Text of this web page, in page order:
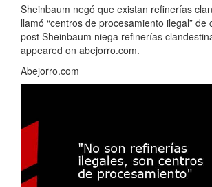
Sheinbaum negó que existan refinerías
llamó “centros de procesamiento ilegal” de
post Sheinbaum niega refinerías
appeared on abejorro.com.
Abejorro.com